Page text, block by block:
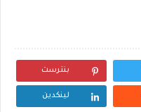
بنترست
لينكدين